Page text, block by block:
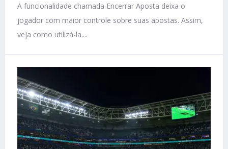
A funcionalidade chamada Encerrar Aposta deixa o
jogador com maior controle sobre suas apostas. Assim,
veja como utilizá-la....